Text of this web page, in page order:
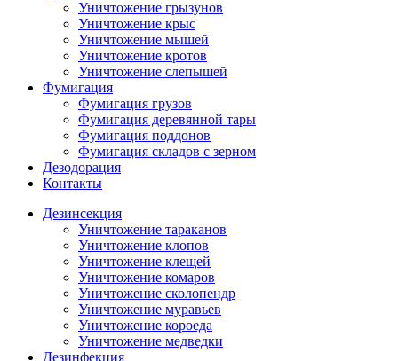
Уничтожение грызунов
Уничтожение крыс
Уничтожение мышей
Уничтожение кротов
Уничтожение слепышей
Фумигация
Фумигация грузов
Фумигация деревянной тары
Фумигация поддонов
Фумигация складов с зерном
Дезодорация
Контакты
Дезинсекция
Уничтожение тараканов
Уничтожение клопов
Уничтожение клещей
Уничтожение комаров
Уничтожение сколопендр
Уничтожение муравьев
Уничтожение короеда
Уничтожение медведки
Дезинфекция